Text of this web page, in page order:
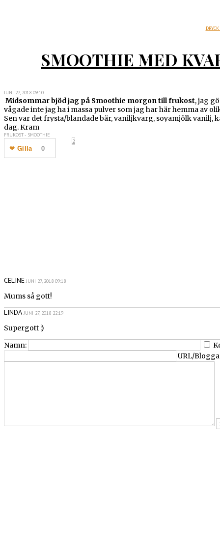
SMOOTHIE MED
JUNI 27, 2018 09:10
Midsommar bjöd jag på Smoothie morgon till frukost, jag
vågade inte jag ha i massa pulver som jag har här hemma av
Sen var det frysta/blandade bär, vaniljkvarg, soyamjölk vanilj,
dag. Kram
FRUKOST - SMOOTHIE
0
Gilla
2
CELINE JUNI 27, 2018 09:18
Mums så gott!
LINDA JUNI 27, 2018 22:19
Supergott :)
Namn:
URL/